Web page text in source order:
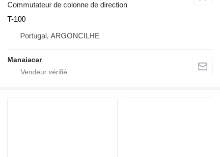
Commutateur de colonne de direction
T-100
Portugal, ARGONCILHE
Manaiacar